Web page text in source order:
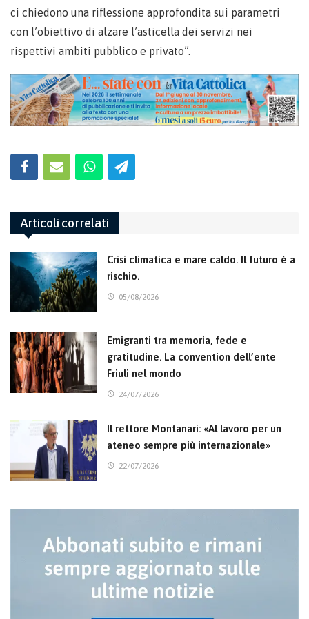
ci chiedono una riflessione approfondita sui parametri
con l’obiettivo di alzare l’asticella dei servizi nei
rispettivi ambiti pubblico e privato”.
Articoli correlati
Crisi climatica e mare caldo. Il futuro è a
rischio.
05/08/2026
Emigranti tra memoria, fede e
gratitudine. La convention dell’ente
Friuli nel mondo
24/07/2026
Il rettore Montanari: «Al lavoro per un
ateneo sempre più internazionale»
22/07/2026